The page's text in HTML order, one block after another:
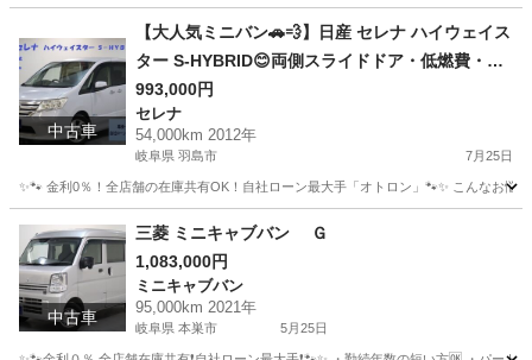
中古車
【大人気ミニバン🚗💨】日産 セレナ ハイウェイス
ター S-HYBRID😊両側スライドドア・低燃費・フ
ァミリーにおすすめの一台☝️
993,000円
セレナ
54,000km 2012年
岐阜県 羽島市 7月25日
✨🐾 金利0％！全店舗の在庫共有OK！自社ローン最大手「オトロン」🐾✨ こんなお
岐阜 羽島市 セレナ
中古車
三菱 ミニキャブバン Ｇ
1,083,000円
ミニキャブバン
95,000km 2021年
岐阜県 本巣市 5月25日